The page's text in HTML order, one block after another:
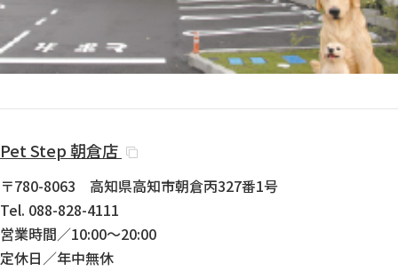
Pet Step朝倉店
〒780-8063 高知県高知市朝倉丙327番1号
Tel. 088-828-4111
営業時間／10:00〜20:00
定休日／年中無休